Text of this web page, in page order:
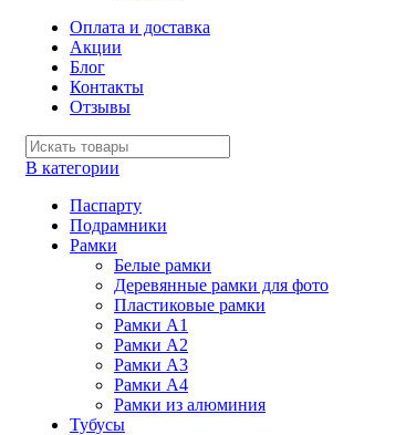
Оплата и доставка
Акции
Блог
Контакты
Отзывы
В категории
Паспарту
Подрамники
Рамки
Белые рамки
Деревянные рамки для фото
Пластиковые рамки
Рамки А1
Рамки А2
Рамки А3
Рамки А4
Рамки из алюминия
Тубусы